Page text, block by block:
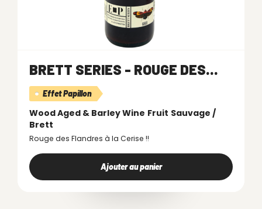
BRETT SERIES - ROUGE DES...
Effet Papillon
Wood Aged & Barley Wine Fruit Sauvage /
Brett
Rouge des Flandres à la Cerise !!
Ajouter au panier